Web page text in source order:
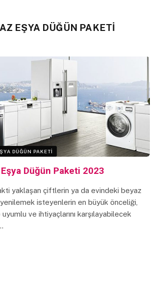
EŞYA DÜĞÜN PAKETI
DÜĞÜN PAKETI
Düğün Paketi 2023
yaklaşan çiftlerin ya da evindeki beyaz
yenilemek isteyenlerin en büyük önceliği,
ve ihtiyaçlarını karşılayabilecek